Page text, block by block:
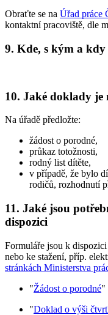
Obraťte se na Úřad práce
kontaktní pracoviště, dle
9. Kde, s kým a
10. Jaké doklady je
Na úřadě předložte:
žádost o porodné,
průkaz totožnosti,
rodný list dítěte,
v případě, že bylo
rodičů, rozhodnutí
11. Jaké jsou
dispozici
Formuláře jsou k
nebo ke stažení, příp.
stránkách Ministerstva
"Žádost o porodné"
"Doklad o výši